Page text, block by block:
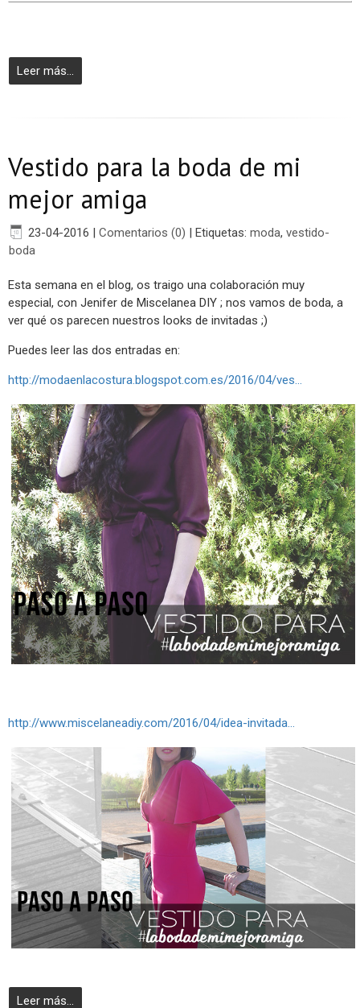
Leer más...
Vestido para la boda de mi
mejor amiga
23-04-2016 | Comentarios (0) | Etiquetas: moda, vestido-
boda
Esta semana en el blog, os traigo una colaboración muy
especial, con Jenifer de Miscelanea DIY ; nos vamos de boda, a
ver qué os parecen nuestros looks de invitadas ;)
Puedes leer las dos entradas en:
http://modaenlacostura.blogspot.com.es/2016/04/ves...
http://www.miscelaneadiy.com/2016/04/idea-invitada...
Leer más...